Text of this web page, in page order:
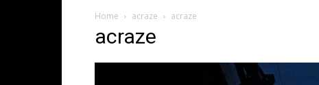
Home acraze acraze
acraze